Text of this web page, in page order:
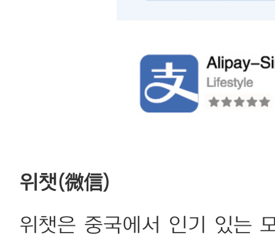
위챗(微信)
위챗은 중국에서 인기 있는